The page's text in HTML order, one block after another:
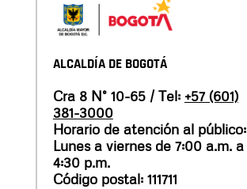
ALCALDÍA DE BOGOTÁ
Cra 8 N° 10-65 / Tel: +57 (601)
381-3000
Horario de atención al público:
Lunes a viernes de 7:00 a.m. a
4:30 p.m.
Código postal: 111711